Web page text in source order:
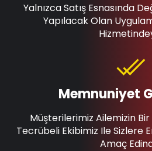
Memnuniyet
Müşterilerimiz Ailemizin Bir
Tecrübeli Ekibimiz Ile Sizlere
Amaç
Yalnızca Satış Esnasında
Yapılacak Olan